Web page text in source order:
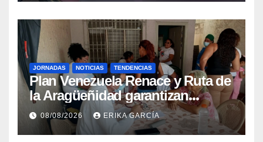
JORNADAS NOTICIAS TENDENCIAS
Plan Venezuela Renace y Ruta de
la Aragüeñidad garantizan
atención médica integral en
Aragua
08/08/2026 ERIKA GARCÍA